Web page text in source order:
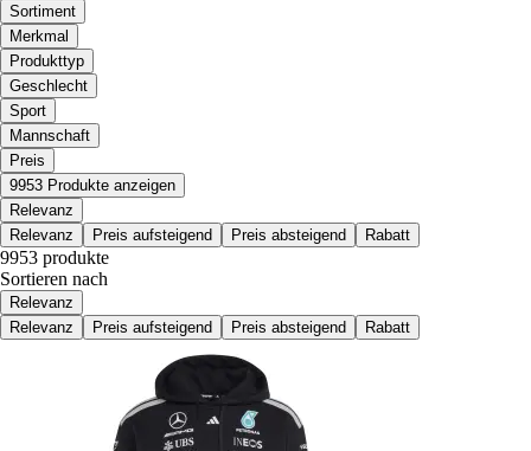
Sortiment
Merkmal
Produkttyp
Geschlecht
Sport
Mannschaft
Preis
9953 Produkte anzeigen
Relevanz
Relevanz
Preis aufsteigend Preis absteigend Rabatt
9953 produkte
Sortieren nach
Relevanz
Relevanz
Preis aufsteigend Preis absteigend Rabatt